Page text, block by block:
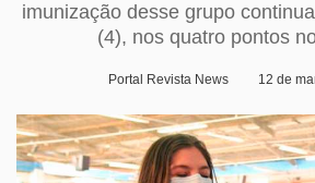
imunização desse grupo
(4), nos quatro pontos
Portal Revista News 12 de